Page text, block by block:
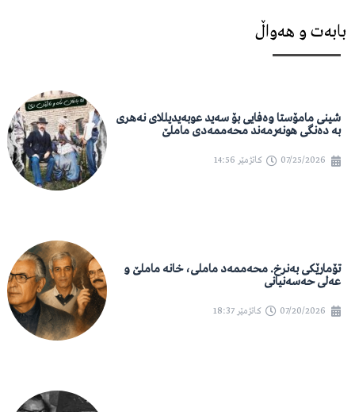
بابەت و هەواڵ
شینی مامۆستا وەفایی بۆ سەید عوبەیدیللای نەهری
بە دەنگی هونەرمەند محەممەدی ماملێ
07/25/2026 کاتژمێر 14:56
تۆمارێکی بەنرخ. محەممەد ماملی، خانە ماملێ و
عەلی حەسەنیانی
07/20/2026 کاتژمێر 18:37